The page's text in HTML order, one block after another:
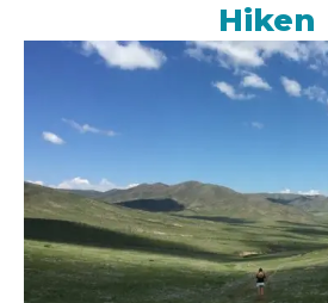
Hiken